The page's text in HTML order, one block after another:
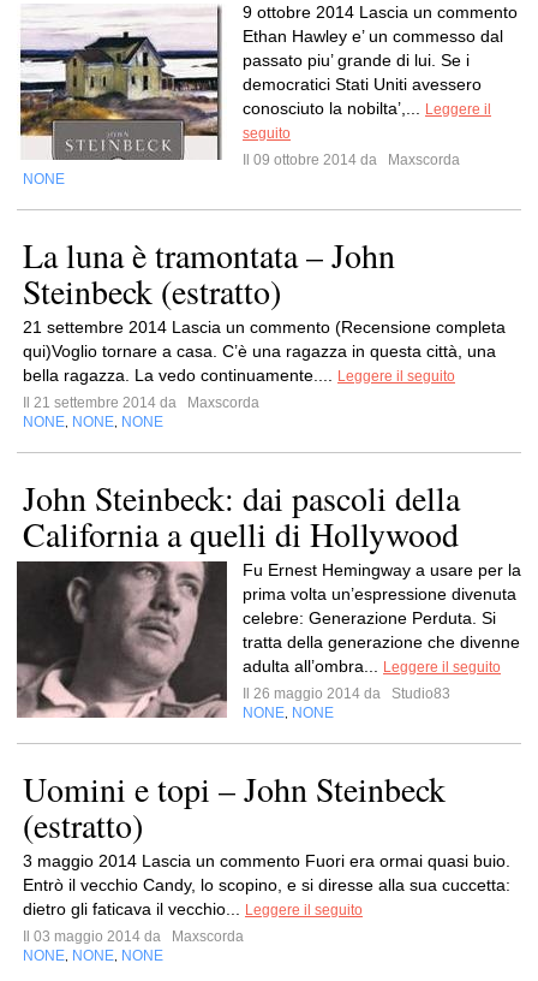
9 ottobre 2014 Lascia un commento
Ethan Hawley e’ un commesso dal
passato piu’ grande di lui. Se i
democratici Stati Uniti avessero
conosciuto la nobilta’,...
Leggere il
seguito
Il 09 ottobre 2014 da
Maxscorda
NONE
La luna è tramontata – John
Steinbeck (estratto)
21 settembre 2014 Lascia un commento (Recensione completa
qui)Voglio tornare a casa. C’è una ragazza in questa città, una
bella ragazza. La vedo continuamente....
Leggere il seguito
Il 21 settembre 2014 da
Maxscorda
NONE NONE NONE
John Steinbeck: dai pascoli della
California a quelli di Hollywood
Fu Ernest Hemingway a usare per la
prima volta un’espressione divenuta
celebre: Generazione Perduta. Si
tratta della generazione che divenne
adulta all’ombra...
Leggere il seguito
Il 26 maggio 2014 da
Studio83
NONE NONE
Uomini e topi – John Steinbeck
(estratto)
3 maggio 2014 Lascia un commento Fuori era ormai quasi buio.
Entrò il vecchio Candy, lo scopino, e si diresse alla sua cuccetta:
dietro gli faticava il vecchio...
Leggere il seguito
Il 03 maggio 2014 da
Maxscorda
NONE NONE NONE